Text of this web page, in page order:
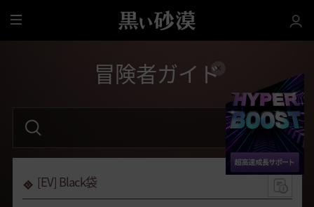
全
冒険者ガイド
句
を
[EV] Black袋